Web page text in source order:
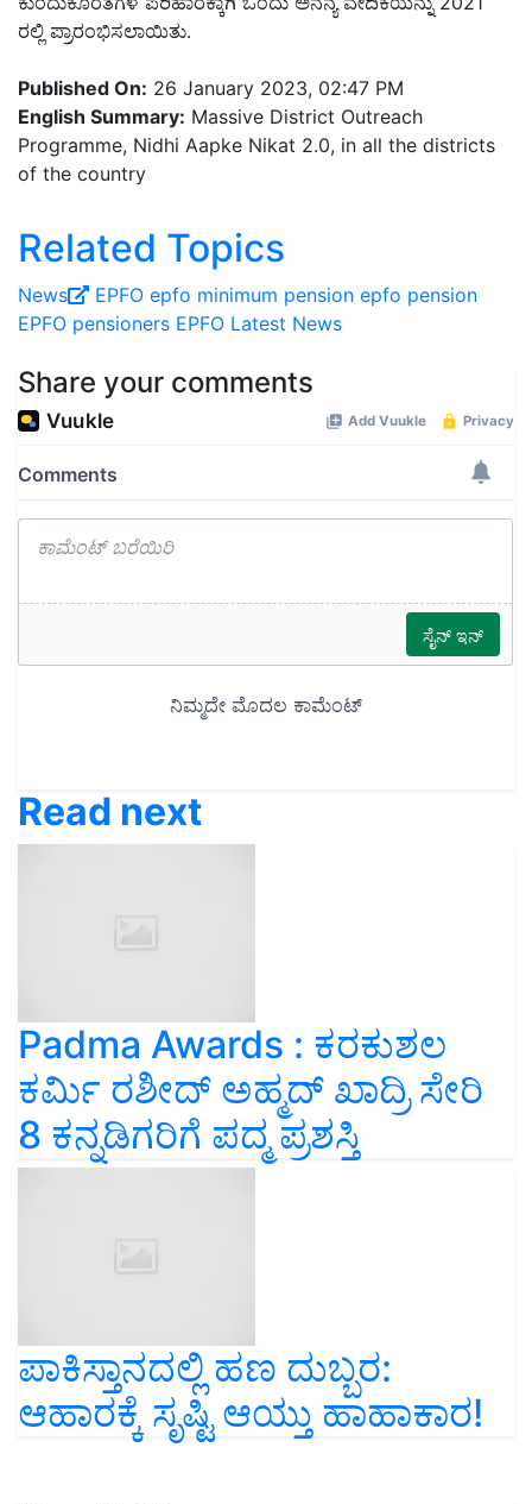
ರಲ್ಲಿ ಪ್ರಾರಂಭಿಸಲಾಯಿತು.
Published On: 26 January 2023, 02:47 PM
English Summary: Massive District Outreach
Programme, Nidhi Aapke Nikat 2.0, in all the districts
of the country
Related Topics
News EPFO epfo minimum pension epfo pension
EPFO pensioners EPFO Latest News
Share your comments
Read next
Padma Awards : ಕರಕುಶಲ
ಕರ್ಮಿ ರಶೀದ್ ಅಹ್ಮದ್ ಖಾದ್ರಿ ಸೇರಿ
8 ಕನ್ನಡಿಗರಿಗೆ ಪದ್ಮ ಪ್ರಶಸ್ತಿ
ಪಾಕಿಸ್ತಾನದಲ್ಲಿ ಹಣ ದುಬ್ಬರ:
ಆಹಾರಕ್ಕೆ ಸೃಷ್ಟಿ ಆಯ್ತು ಹಾಹಾಕಾರ!